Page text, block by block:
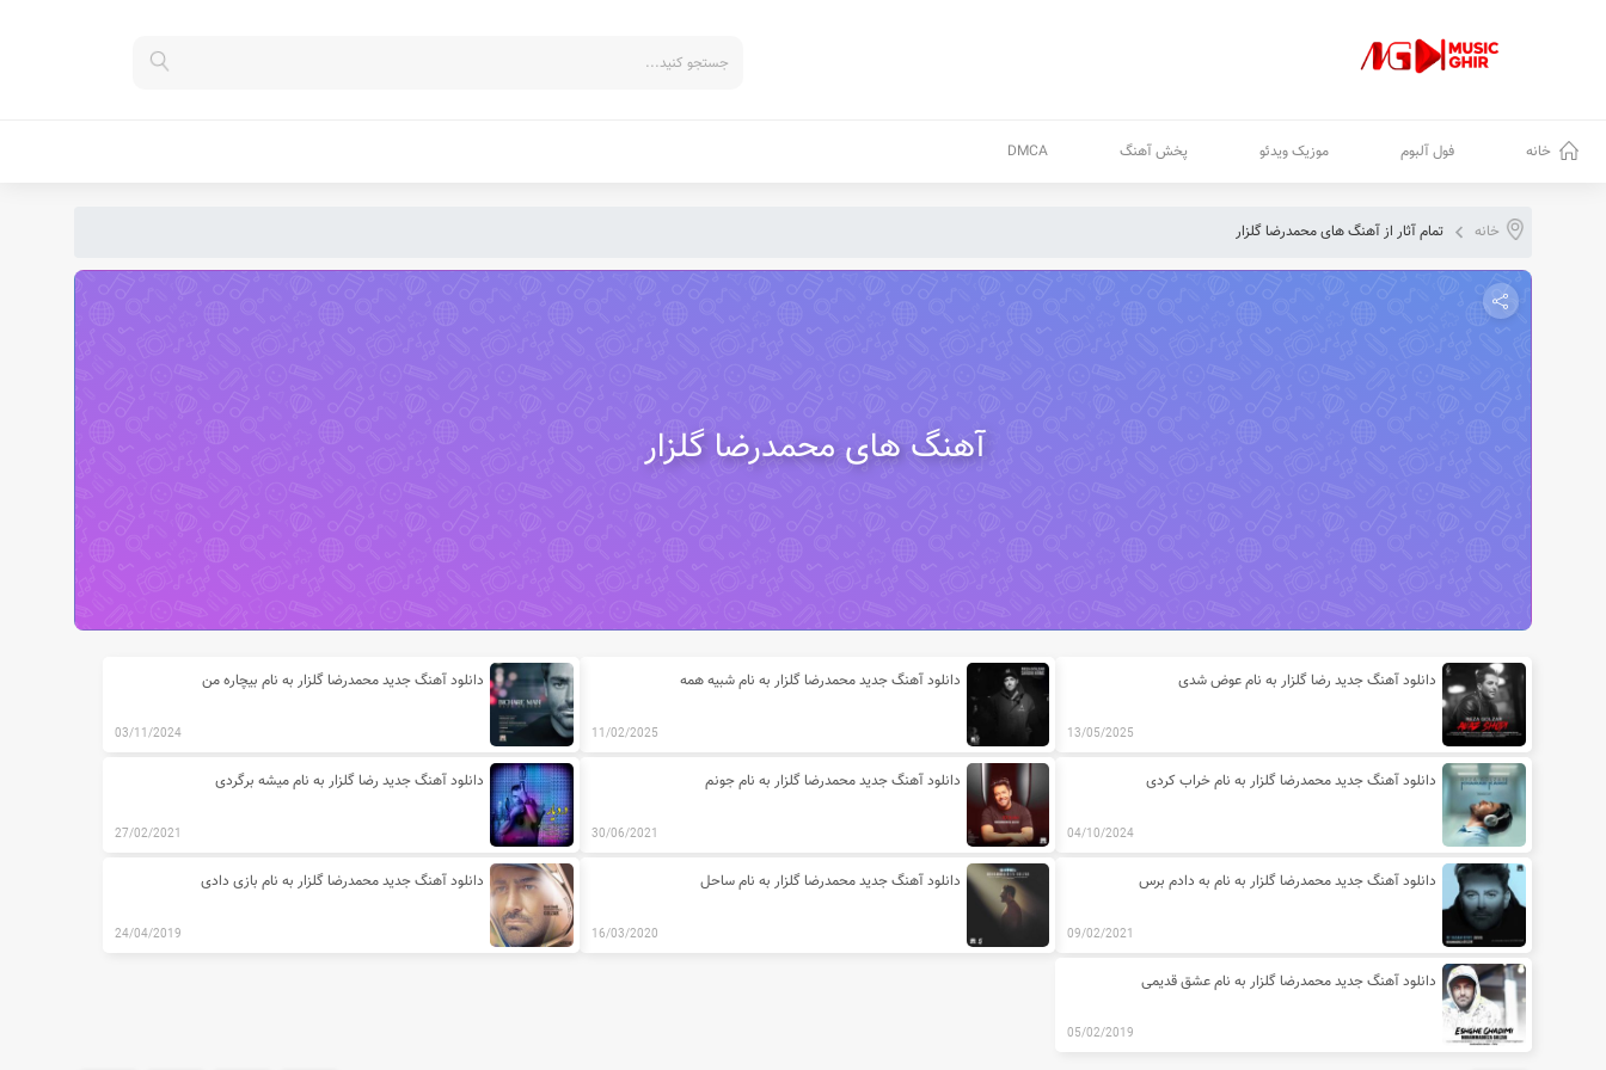
خانه فول آلبوم موزیک ویدئو پخش آهنگ DMCA
خانه تمام آثار از آهنگ های محمدرضا گلزار
آهنگ های محمدرضا گلزار
آخرین مطالب دسته بندی آهنگ های محمدرضا گلزار
دانلود آهنگ جدید رضا گلزار به نام عوض شدی
13/05/2025
دانلود آهنگ جدید محمدرضا گلزار به نام شبیه همه
11/02/2025
دانلود آهنگ جدید محمدرضا گلزار به نام بیچاره من
03/11/2024
دانلود آهنگ جدید محمدرضا گلزار به نام خراب کردی
04/10/2024
دانلود آهنگ جدید محمدرضا گلزار به نام جونم
30/06/2021
دانلود آهنگ جدید رضا گلزار به نام میشه برگردی
27/02/2021
دانلود آهنگ جدید محمدرضا گلزار به نام به دادم برس
09/02/2021
دانلود آهنگ جدید محمدرضا گلزار به نام ساحل
16/03/2020
دانلود آهنگ جدید محمدرضا گلزار به نام بازی دادی
24/04/2019
دانلود آهنگ جدید محمدرضا گلزار به نام عشق قدیمی
05/02/2019